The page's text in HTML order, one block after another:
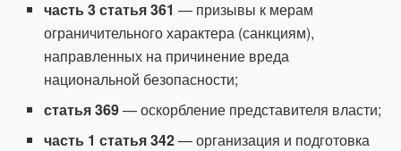
часть 3 статья 361 — призывы к мерам
ограничительного характера (санкциям),
направленных на причинение вреда
национальной безопасности;
статья 369— оскорбление представителя власти;
часть 1 статья 342— организация и подготовка